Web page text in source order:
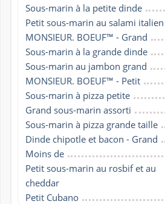
Sous-marin à la petite dinde
Petit sous-marin au salami italien
MONSIEUR. BOEUF™ - Grand
Sous-marin à la grande dinde
Sous-marin au jambon grand
MONSIEUR. BOEUF™ - Petit
Sous-marin à pizza petite
Grand sous-marin assorti
Sous-marin à pizza grande taille
Dinde chipotle et bacon - Grand
Moins de
Petit sous-marin au rosbif et au
cheddar
Petit Cubano